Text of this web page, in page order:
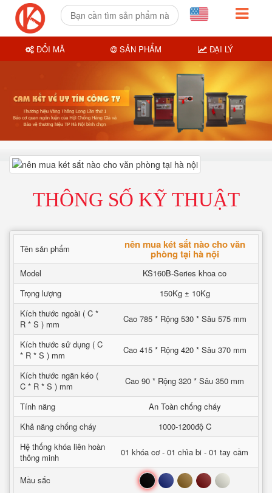
THÔNG SỐ KỸ THUẬT
Tên sản phẩm nên mua két sắt nào cho văn
phòng tại hà nội
Model
KS160B-Series khoa co
Trọng lượng
150Kg ± 10Kg
Kích thước ngoài ( C *
R * S ) mm
Cao 785 * Rộng 530 * Sâu 575 mm
Kích thước sử dụng ( C
* R * S ) mm
Cao 415 * Rộng 420 * Sâu 370 mm
Kích thước ngăn kéo (
C * R * S ) mm
Cao 90 * Rộng 320 * Sâu 350 mm
Tính năng
An Toàn chống cháy
Khả năng chống cháy
1000-1200độ C
Hệ thống khóa liên hoàn
thông minh
01 khóa cơ - 01 chìa bi - 01 tay cầm
Mầu sắc Đen Xanh Nâu Đỏ Trắng
ĐỔI MÃ SẢN PHẨM ĐẠI LÝ